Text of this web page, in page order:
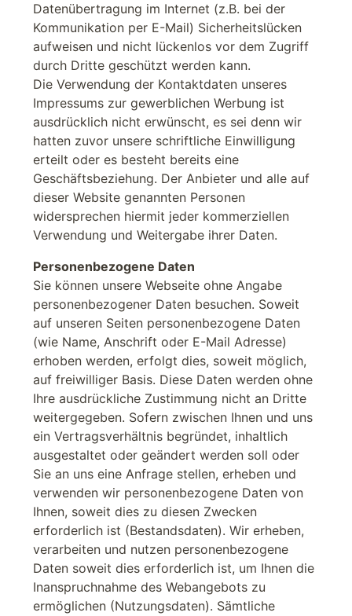
Datenübertragung im Internet (z.B. bei der
Kommunikation per E-Mail) Sicherheitslücken
aufweisen und nicht lückenlos vor dem Zugriff
durch Dritte geschützt werden kann.
Die Verwendung der Kontaktdaten unseres
Impressums zur gewerblichen Werbung ist
ausdrücklich nicht erwünscht, es sei denn wir
hatten zuvor unsere schriftliche Einwilligung
erteilt oder es besteht bereits eine
Geschäftsbeziehung. Der Anbieter und alle auf
dieser Website genannten Personen
widersprechen hiermit jeder kommerziellen
Verwendung und Weitergabe ihrer Daten.
Personenbezogene Daten
Sie können unsere Webseite ohne Angabe
personenbezogener Daten besuchen. Soweit
auf unseren Seiten personenbezogene Daten
(wie Name, Anschrift oder E-Mail Adresse)
erhoben werden, erfolgt dies, soweit möglich,
auf freiwilliger Basis. Diese Daten werden ohne
Ihre ausdrückliche Zustimmung nicht an Dritte
weitergegeben. Sofern zwischen Ihnen und uns
ein Vertragsverhältnis begründet, inhaltlich
ausgestaltet oder geändert werden soll oder
Sie an uns eine Anfrage stellen, erheben und
verwenden wir personenbezogene Daten von
Ihnen, soweit dies zu diesen Zwecken
erforderlich ist (Bestandsdaten). Wir erheben,
verarbeiten und nutzen personenbezogene
Daten soweit dies erforderlich ist, um Ihnen die
Inanspruchnahme des Webangebots zu
ermöglichen (Nutzungsdaten). Sämtliche